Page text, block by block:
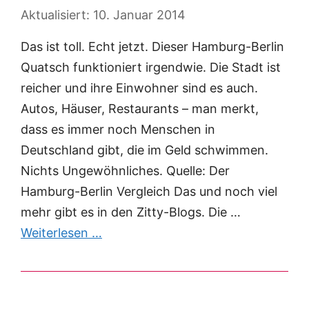
10. Januar 2014
Das ist toll. Echt jetzt. Dieser Hamburg-Berlin
Quatsch funktioniert irgendwie. Die Stadt ist
reicher und ihre Einwohner sind es auch.
Autos, Häuser, Restaurants – man merkt,
dass es immer noch Menschen in
Deutschland gibt, die im Geld schwimmen.
Nichts Ungewöhnliches. Quelle: Der
Hamburg-Berlin Vergleich Das und noch viel
mehr gibt es in den Zitty-Blogs. Die …
Weiterlesen …